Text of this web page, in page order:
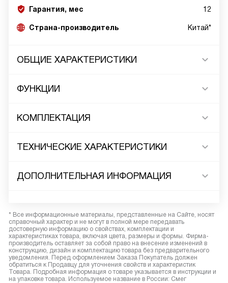
Гарантия, мес 12
Страна-производитель Китай*
ОБЩИЕ ХАРАКТЕРИСТИКИ
ФУНКЦИИ
КОМПЛЕКТАЦИЯ
ТЕХНИЧЕСКИЕ ХАРАКТЕРИСТИКИ
ДОПОЛНИТЕЛЬНАЯ ИНФОРМАЦИЯ
* Все информационные материалы, представленные на Сайте, носят
справочный характер и не могут в полной мере передавать
достоверную информацию о свойствах, комплектации и
характеристиках товара, включая цвета, размеры и формы. Фирма-
производитель оставляет за собой право на внесение изменений в
конструкцию, дизайн и комплектацию товара без предварительного
уведомления. Перед оформлением Заказа Покупатель должен
обратиться к Продавцу для уточнения свойств и характеристик
Товара. Подробная информация о товаре указывается в инструкции и
на упаковке товара. Используемое название в России: Смег